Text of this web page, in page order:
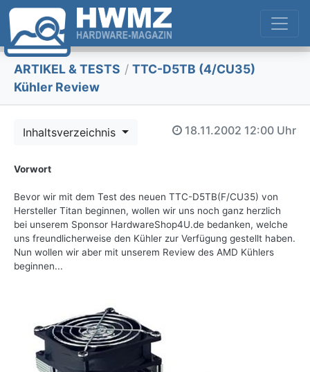
ARTIKEL & TESTS / TTC-D5TB (4/CU35)
Kühler Review
Inhaltsverzeichnis 18.11.2002 12:00 Uhr
Vorwort
Bevor wir mit dem Test des neuen TTC-D5TB(F/CU35) von
Hersteller Titan beginnen, wollen wir uns noch ganz herzlich
bei unserem Sponsor HardwareShop4U.de bedanken, welche
uns freundlicherweise den Kühler zur Verfügung gestellt haben.
Nun wollen wir aber mit unserem Review des AMD Kühlers
beginnen...